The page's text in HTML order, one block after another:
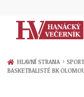
Zprávy
HLAVNÍ STRANA ›
BASKETBALISTÉ BK